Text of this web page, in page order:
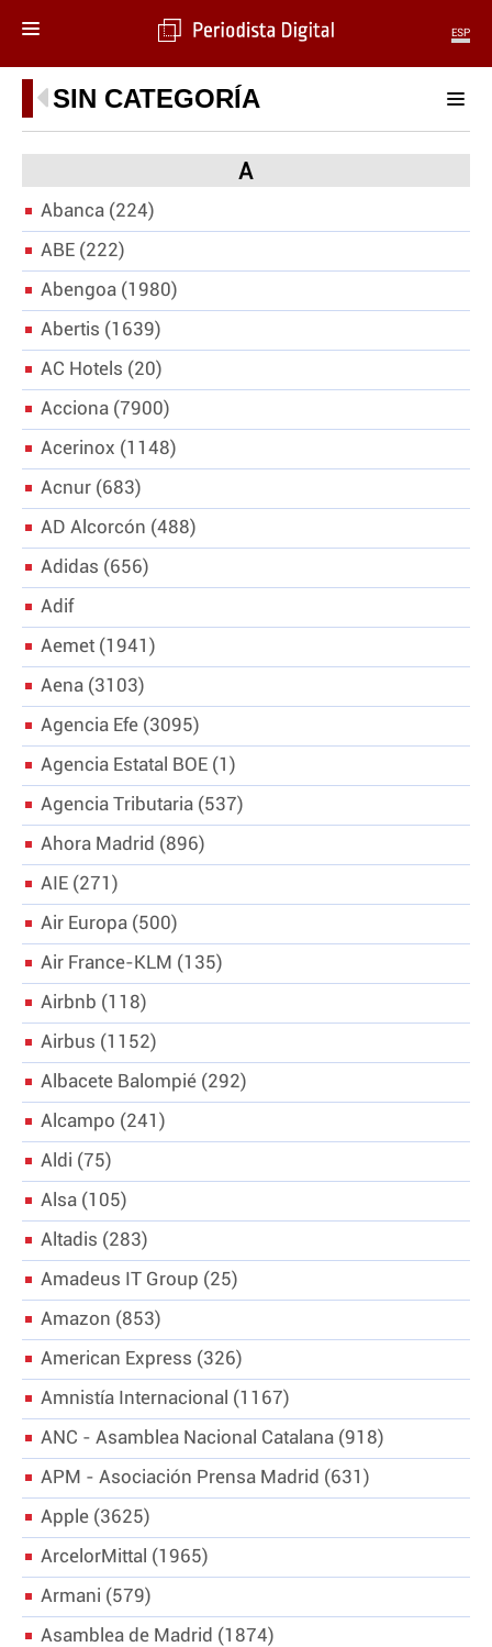
ESP
MENÚ
SECCIONES
PERIODISMO
ECONOMÍA
DEPORTES
CIENCIA
TECNOLOGÍA
CULTURA
TELEVISIÓN
GENTE
MAGAZINE
OTRAS WEBS
CRIMEN Y CASTIGO
MOTOR
RELIGION
EXPERTOS
GASTRONOMÍA
SALUD
3SEGUNDOS
ESCAPARATE
LA SEGUNDA DOSIS
CORONAVIRUS
DIRECTORIOS
LO ÚLTIMO
BLOGS
VÍDEOS
TEMAS
PERSONAJES
ORGANISMOS
LUGARES
AUTORES
HEMEROTECA
SERVICIOS
OFERTAS
CLUB PD
ENLACES
MEDIOS
MÁS SERVICIOS
EDICIONES
AMÉRICA
ESPAÑA
SIN CATEGORÍA
A
Abanca
224
ABE
222
Abengoa
1980
Abertis
1639
AC Hotels
20
Acciona 7900
Acerinox
1148
Acnur
683
AD Alcorcón
488
Adidas
656
Adif
Aemet
1941
Aena
3103
Agencia Efe
3095
Agencia Estatal BOE
1
Agencia Tributaria
537
Ahora Madrid
896
AIE
271
Air Europa
500
Air France-KLM
135
Airbnb
118
Airbus
1152
Albacete Balompié
292
Alcampo
241
Aldi
75
Alsa
105
Altadis
283
Amadeus IT Group
25
Amazon
853
American Express
326
Amnistía Internacional
1167
ANC - Asamblea Nacional Catalana 918
APM - Asociación Prensa Madrid
631
Apple
3625
ArcelorMittal
1965
Armani
579
Asamblea de Madrid
1874